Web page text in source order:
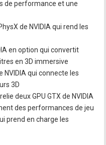
de performance et une
de NVIDIA qui rend les
en option qui convertit
en 3D immersive
NVIDIA qui connecte les
3D
deux GPU GTX de NVIDIA
des performances de jeu
prend en charge les